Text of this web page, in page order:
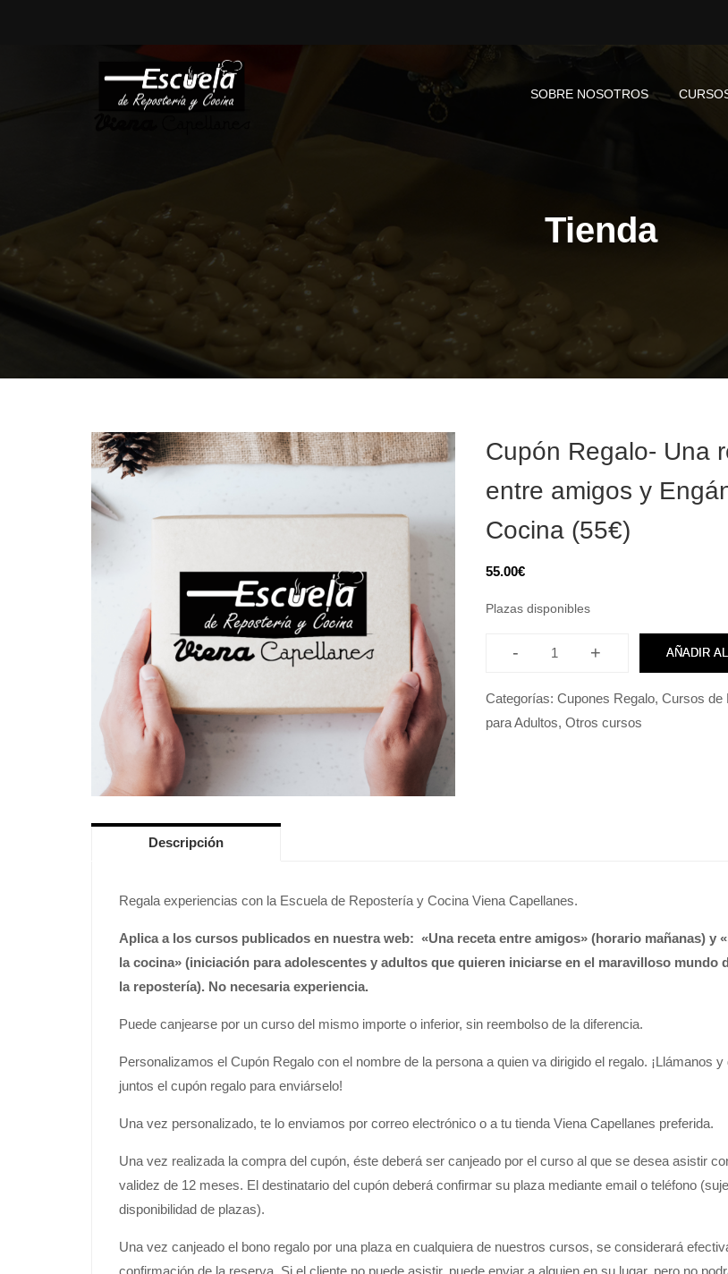
SOBRE NOSOTROS
Tienda
Cupón Regalo- Una
entre amigos y
Cocina (55€)
55.00€
Plazas disponibles
- + AÑADIR
Categorías: Cupones Regalo, Cursos de
para Adultos, Otros cursos
Descripción
Regala experiencias con la Escuela de Repostería y Cocina Viena Capellanes.
Aplica a los cursos publicados en nuestra web: «Una receta entre amigos» (horario mañanas) y
la cocina» (iniciación para adolescentes y adultos que quieren iniciarse en el maravilloso mundo
la repostería). No necesaria experiencia.
Puede canjearse por un curso del mismo importe o inferior, sin reembolso de la diferencia.
Personalizamos el Cupón Regalo con el nombre de la persona a quien va dirigido el regalo. ¡Llámanos y
juntos el cupón regalo para enviárselo!
Una vez personalizado, te lo enviamos por correo electrónico o a tu tienda Viena Capellanes preferida.
Una vez realizada la compra del cupón, éste deberá ser canjeado por el curso al que se desea asistir
validez de 12 meses. El destinatario del cupón deberá confirmar su plaza mediante email o teléfono
disponibilidad de plazas).
Una vez canjeado el bono regalo por una plaza en cualquiera de nuestros cursos, se considerará
confirmación de la reserva. Si el cliente no puede asistir, puede enviar a alguien en su lugar, pero no